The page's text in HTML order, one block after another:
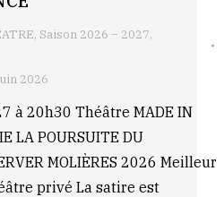
, Saison 2026 – 2027,
2026
à 20h30 Théâtre MADE IN
LA POURSUITE DU
MOLIÈRES 2026 Meilleur
privé La satire est